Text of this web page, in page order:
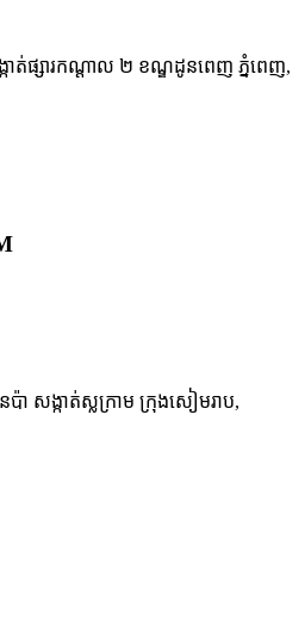
ាត់ផ្សារកណ្ដាល ២ ខណ្ឌដូនពេញ ភ្នំពេញ,
សង្កាត់ស្លក្រាម ក្រុងសៀមរាប,